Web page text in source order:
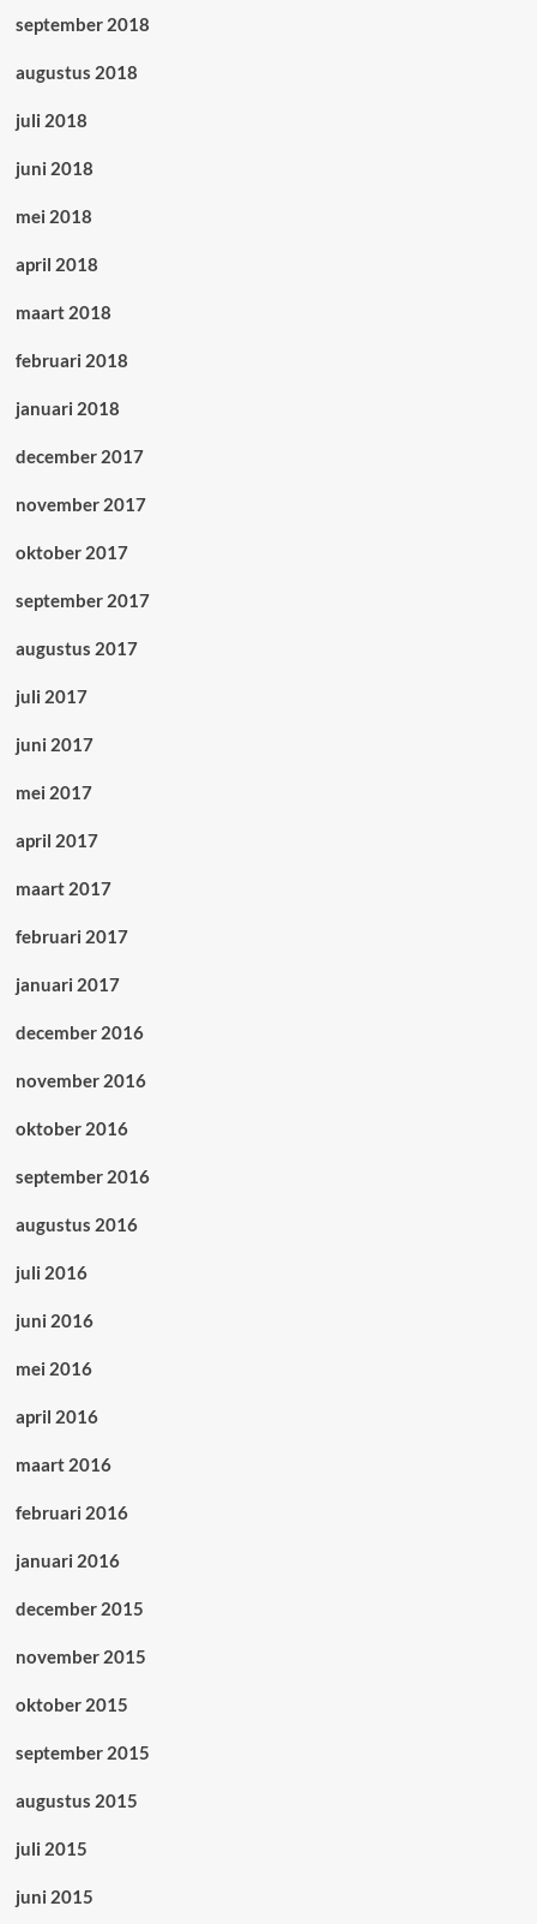
september 2018
augustus 2018
juli 2018
juni 2018
mei 2018
april 2018
maart 2018
februari 2018
januari 2018
december 2017
november 2017
oktober 2017
september 2017
augustus 2017
juli 2017
juni 2017
mei 2017
april 2017
maart 2017
februari 2017
januari 2017
december 2016
november 2016
oktober 2016
september 2016
augustus 2016
juli 2016
juni 2016
mei 2016
april 2016
maart 2016
februari 2016
januari 2016
december 2015
november 2015
oktober 2015
september 2015
augustus 2015
juli 2015
juni 2015